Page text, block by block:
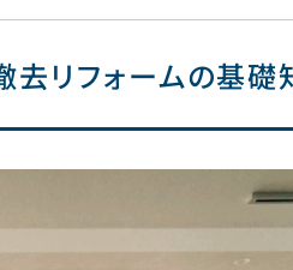
去リフォームの基礎